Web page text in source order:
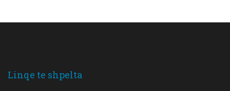
Linqe te shpelta